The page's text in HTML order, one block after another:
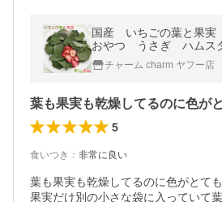
国産 いちごの葉と果
おやつ うさぎ ハムス
色チャーム charm ヤフー店
5
食いつき ： 非常に良い
葉も果実も乾燥してるのに色がとて
果実だけ別の小さな袋に入っていて